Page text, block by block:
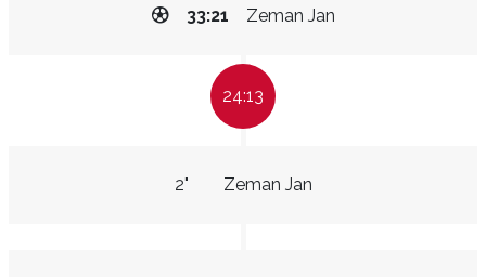
Zeman Jan
33:21
24:13
Zeman Jan
2"